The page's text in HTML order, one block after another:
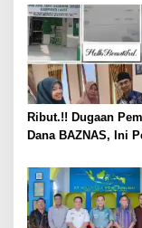
XII
Ribut.!! Dugaan
Dana BAZNAS, Ini